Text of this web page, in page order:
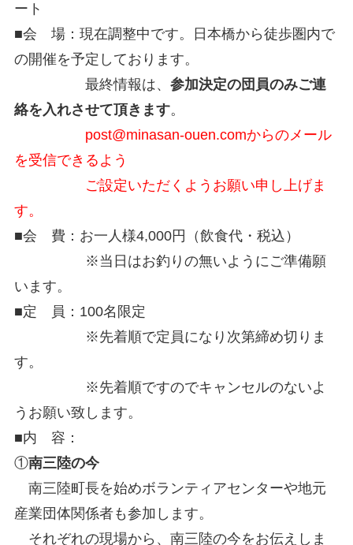
ート
■会 場：現在調整中です。日本橋から徒歩圏内で
の開催を予定しております。
最終情報は、 参加決定の団員のみご連
絡を入れさせて頂きます。
post@minasan-ouen.comからのメール
を受信できるよう
ご設定いただくようお願い申し上げま
す。
■会 費：お一人様4,000円（飲食代・税込）
※当日はお釣りの無いようにご準備願
います。
■定 員：100名限定
※先着順で定員になり次第締め切りま
す。
※先着順ですのでキャンセルのないよ
うお願い致します。
■内 容：
①南三陸の今
南三陸町長を始めボランティアセンターや地元
産業団体関係者も参加します。
それぞれの現場から、南三陸の今をお伝えしま